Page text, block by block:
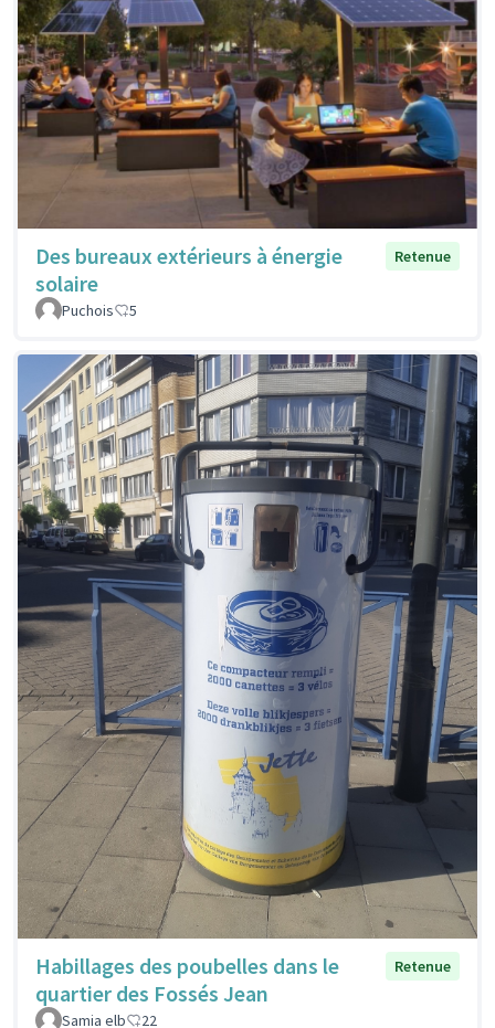
Des bureaux extérieurs à énergie
solaire
Retenue
Puchois 5
Habillages des poubelles dans le
quartier des Fossés Jean
Retenue
Samia elb 22